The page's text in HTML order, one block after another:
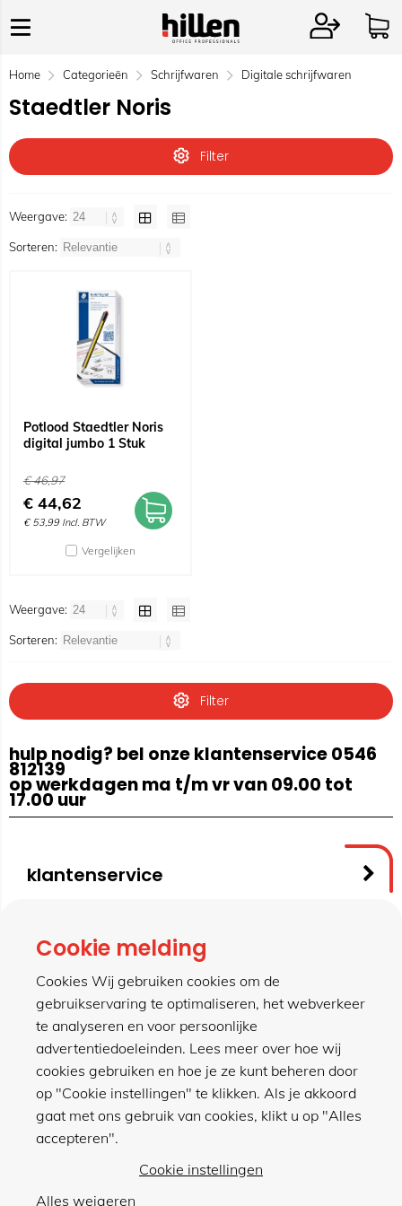
Home Categorieën Schrijfwaren Digitale schrijfwaren
Staedtler Noris
Filter
Weergave:
Sorteren:
Potlood Staedtler Noris
digital jumbo 1 Stuk
€46,97
€ 44,62
€ 53,99 Incl. BTW
Vergelijken
Weergave:
Sorteren:
Filter
hulp nodig? bel onze klantenservice 0546
812139
op werkdagen ma t/m vr van 09.00 tot
17.00 uur
klantenservice
contact
meer van hillen
winkel
Cookie melding
Cookies Wij gebruiken cookies om de
gebruikservaring te optimaliseren, het webverkeer
te analyseren en voor persoonlijke
advertentiedoeleinden. Lees meer over hoe wij
cookies gebruiken en hoe je ze kunt beheren door
op "Cookie instellingen" te klikken. Als je akkoord
gaat met ons gebruik van cookies, klikt u op "Alles
accepteren".
Cookie instellingen
Alles weigeren